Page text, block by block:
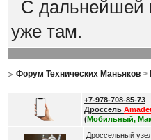
С дальнейшей
уже там.
Форум Технических Маньяков>
+7-978-708-85-73
Дроссель
(Мобильный,
Дроссельный